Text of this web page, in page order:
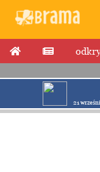
21